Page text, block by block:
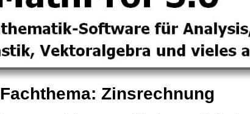
Fachthema: Zinsrechnung